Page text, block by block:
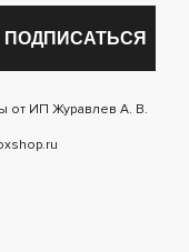
ПОДПИСАТЬСЯ
от ИП Журавлев А. В.